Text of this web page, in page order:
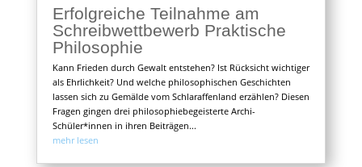
Erfolgreiche Teilnahme am
Schreibwettbewerb Praktische
Philosophie
Kann Frieden durch Gewalt entstehen? Ist Rücksicht wichtiger
als Ehrlichkeit? Und welche philosophischen Geschichten
lassen sich zu Gemälde vom Schlaraffenland erzählen? Diesen
Fragen gingen drei philosophiebegeisterte Archi-
Schüler*innen in ihren Beiträgen...
mehr lesen